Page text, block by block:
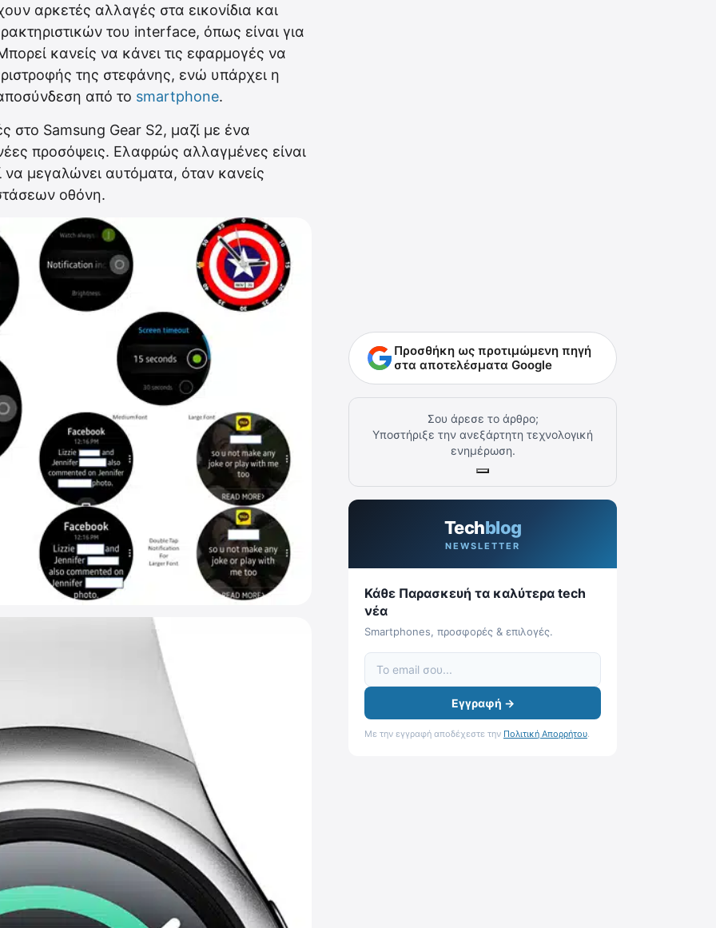
αρκετές αλλαγές στα εικονίδια και
του interface, όπως είναι για
κανείς να κάνει τις εφαρμογές να
της στεφάνης, ενώ υπάρχει η
από το smartphone.
στο Samsung Gear S2, μαζί με ένα
προσόψεις. Ελαφρώς αλλαγμένες είναι
να μεγαλώνει αυτόματα, όταν κανείς
οθόνη.
Προσθήκη ως προτιμώμενη πηγή
στα αποτελέσματα Google
Σου άρεσε το άρθρο;
Υποστήριξε την ανεξάρτητη τεχνολογική
ενημέρωση.
Techblog
NEWSLETTER
Κάθε Παρασκευή τα καλύτερα tech
νέα
Smartphones, προσφορές & επιλογές.
Εγγραφή →
Με την εγγραφή αποδέχεστε την Πολιτική Απορρήτου.